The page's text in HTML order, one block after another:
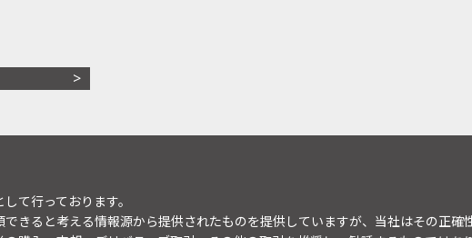
て行っております。
きると考える情報源から提供されたものを提供していますが、当社はその正